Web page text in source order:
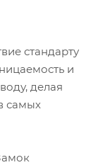
стандарту
и
делая
самых